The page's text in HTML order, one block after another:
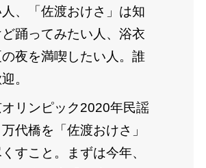
、「佐渡おけさ」は知
踊ってみたい人、浴衣
夜を満喫したい人。誰
。
リンピック2020年民謡
代橋を「佐渡おけさ」
すこと。まずは今年、